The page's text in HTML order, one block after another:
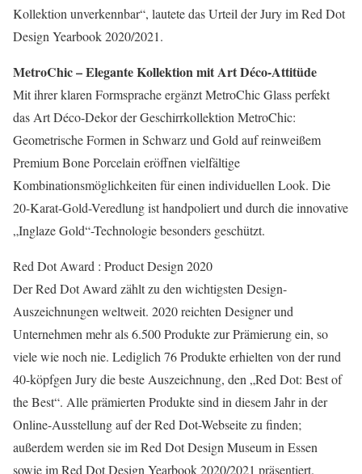
Kollektion unverkennbar“, lautete das Urteil der Jury im Red Dot
Design Yearbook 2020/2021.
MetroChic – Elegante Kollektion mit Art Déco-Attitüde
Mit ihrer klaren Formsprache ergänzt MetroChic Glass perfekt
das Art Déco-Dekor der Geschirrkollektion MetroChic:
Geometrische Formen in Schwarz und Gold auf reinweißem
Premium Bone Porcelain eröffnen vielfältige
Kombinationsmöglichkeiten für einen individuellen Look. Die
20-Karat-Gold-Veredlung ist handpoliert und durch die innovative
„Inglaze Gold“-Technologie besonders geschützt.
Red Dot Award : Product Design 2020
Der Red Dot Award zählt zu den wichtigsten Design-
Auszeichnungen weltweit. 2020 reichten Designer und
Unternehmen mehr als 6.500 Produkte zur Prämierung ein, so
viele wie noch nie. Lediglich 76 Produkte erhielten von der rund
40-köpfgen Jury die beste Auszeichnung, den „Red Dot: Best of
the Best“. Alle prämierten Produkte sind in diesem Jahr in der
Online-Ausstellung auf der Red Dot-Webseite zu finden;
außerdem werden sie im Red Dot Design Museum in Essen
sowie im Red Dot Design Yearbook 2020/2021 präsentiert.